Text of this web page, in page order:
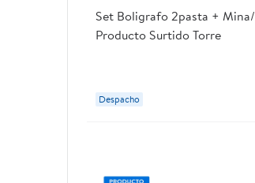
Set Boligrafo 2pasta + Mina/
Producto Surtido Torre
Despacho